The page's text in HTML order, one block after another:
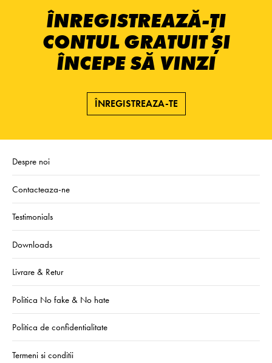
ÎNREGISTREAZĂ-ȚI
CONTUL GRATUIT ȘI
ÎNCEPE SĂ VINZI
ÎNREGISTREAZA-TE
Despre noi
Contacteaza-ne
Testimonials
Downloads
Livrare & Retur
Politica No fake & No hate
Politica de confidentialitate
Termeni si conditii